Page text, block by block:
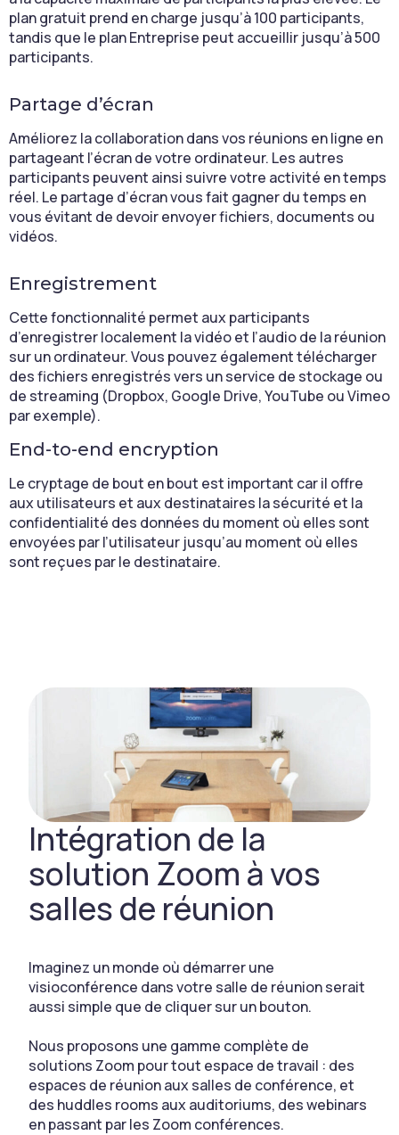
plan gratuit prend en charge jusqu’à 100 participants,
tandis que le plan Entreprise peut accueillir jusqu’à 500
participants.
Partage d’écran
Améliorez la collaboration dans vos réunions en ligne en
partageant l’écran de votre ordinateur. Les autres
participants peuvent ainsi suivre votre activité en temps
réel. Le partage d’écran vous fait gagner du temps en
vous évitant de devoir envoyer fichiers, documents ou
vidéos.
Enregistrement
Cette fonctionnalité permet aux participants
d’enregistrer localement la vidéo et l’audio de la réunion
sur un ordinateur. Vous pouvez également télécharger
des fichiers enregistrés vers un service de stockage ou
de streaming (Dropbox, Google Drive, YouTube ou Vimeo
par exemple).
End-to-end encryption
Le cryptage de bout en bout est important car il offre
aux utilisateurs et aux destinataires la sécurité et la
confidentialité des données du moment où elles sont
envoyées par l’utilisateur jusqu’au moment où elles
sont reçues par le destinataire.
Intégration de la
solution Zoom à vos
salles de réunion
Imaginez un monde où démarrer une
visioconférence dans votre salle de réunion serait
aussi simple que de cliquer sur un bouton.
Nous proposons une gamme complète de
solutions Zoom pour tout espace de travail : des
espaces de réunion aux salles de conférence, et
des huddles rooms aux auditoriums, des webinars
en passant par les Zoom conférences.